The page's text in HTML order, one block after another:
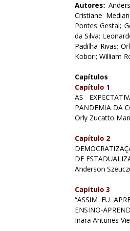
Autores:
Cristiane
Pontes Gestal;
da Silva;
Padilha Rivas;
Kobori; William
Capítulos
Capítulo 1
AS
PANDEMIA DA
Orly Zucatto
Capítulo 2
DE
Anderson
Capítulo 3
“ASSIM EU
ENSINO-
Inara Antunes